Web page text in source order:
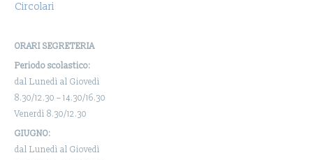
Circolari
ORARI SEGRETERIA
Periodo scolastico:
dal Lunedì al Giovedì
8.30/12.30 – 14.30/16.30
Venerdì 8.30/12.30
GIUGNO:
dal Lunedì al Giovedì